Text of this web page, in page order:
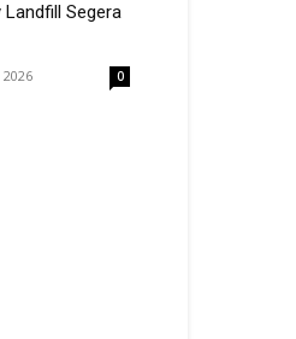
Segera
0